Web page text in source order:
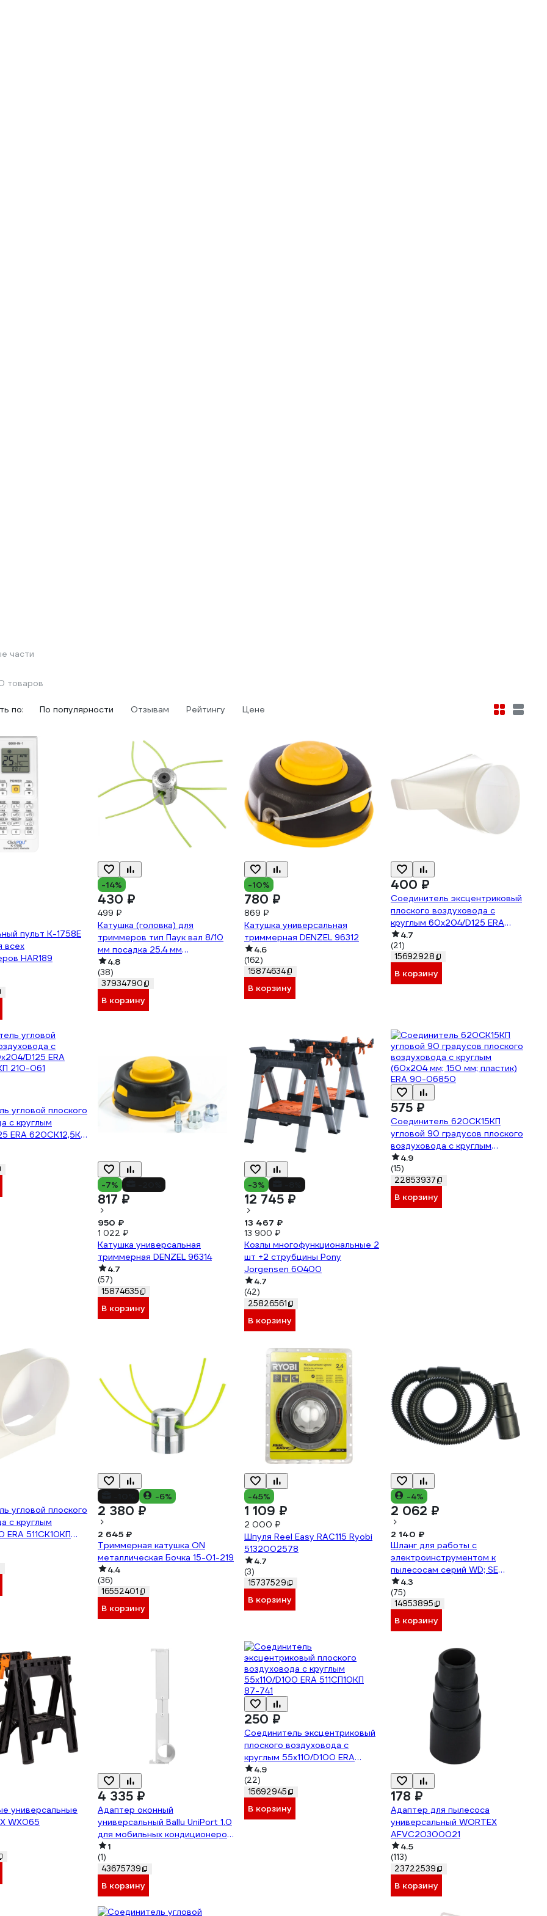
части
товаров
по: По популярности Отзывам Рейтингу Цене
пульт K-1758E
всех
HAR189
-14%
430 ₽
499 ₽
Катушка (головка) для
триммеров тип Паук вал 8/10
мм посадка 25.4 мм
универсальная Diamond
Industrial DIDTRKAT32
4.8
(38)
37934790
В корзину
-10%
780 ₽
869 ₽
Катушка универсальная
триммерная DENZEL 96312
4.6
(162)
15874634
В корзину
400 ₽
Соединитель эксцентриковый
плоского воздуховода с
круглым 60х204/D125 ERA
620СП12,5КП 210-045
4.7
(21)
15692928
В корзину
угловой плоского
с круглым
ERA 620СК12,5КП
-7%
817 ₽
950 ₽
1 022 ₽
Катушка универсальная
триммерная DENZEL 96314
4.7
(57)
15874635
В корзину
-3%
12 745 ₽
13 467 ₽
13 900 ₽
Козлы многофункциональные 2
шт +2 струбцины Pony
Jorgensen 60400
4.7
(42)
25826561
В корзину
575 ₽
Соединитель 620СК15КП
угловой 90 градусов плоского
воздуховода с круглым
(60x204 мм; 150 мм; пластик)
ERA 90-06850
4.9
(15)
22853937
В корзину
угловой плоского
с круглым
ERA 511СК10КП
-6%
2 380 ₽
2 645 ₽
Триммерная катушка ON
металлическая Бочка 15-01-219
4.4
(36)
16552401
В корзину
-45%
1 109 ₽
2 000 ₽
Шпуля Reel Easy RAC115 Ryobi
5132002578
4.7
(3)
15737529
В корзину
-4%
2 062 ₽
2 140 ₽
Шланг для работы с
электроинструментом к
пылесосам серий WD; SE
Karcher 2.863-112.0
4.3
(75)
14953895
В корзину
универсальные
WX065
4 335 ₽
Адаптер оконный
универсальный Ballu UniPort 1.0
для мобильных кондиционеров
НС-1715505
1
(1)
43675739
В корзину
250 ₽
Соединитель эксцентриковый
плоского воздуховода с
круглым 55х110/D100 ERA
511СП10КП 87-741
4.9
(22)
15692945
В корзину
178 ₽
Адаптер для пылесоса
универсальный WORTEX
AFVC20300021
4.5
(113)
23722539
В корзину